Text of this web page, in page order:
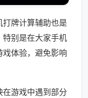
牌计算辅助也是
特别是在大家手机
体验，避免影响
游戏中遇到部分